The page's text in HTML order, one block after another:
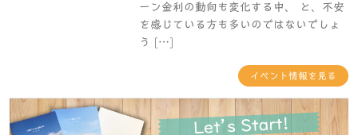
ーン金利の動向も変化する中、 と、不安
を感じている方も多いのではないでしょ
う […]
イベント情報を見る